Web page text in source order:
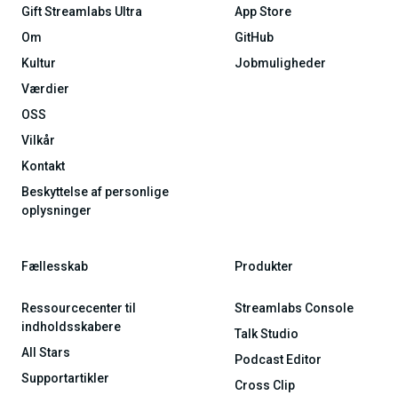
Gift Streamlabs Ultra
Om
Kultur
Værdier
OSS
Vilkår
Kontakt
Beskyttelse af personlige
oplysninger
App Store
GitHub
Jobmuligheder
Fællesskab
Ressourcecenter til
indholdsskabere
All Stars
Supportartikler
Produkter
Streamlabs Console
Talk Studio
Podcast Editor
Cross Clip